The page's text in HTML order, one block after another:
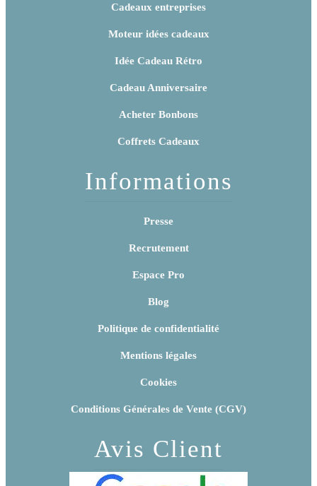
Cadeaux entreprises
Moteur idées cadeaux
Idée Cadeau Rétro
Cadeau Anniversaire
Acheter Bonbons
Coffrets Cadeaux
Informations
Presse
Recrutement
Espace Pro
Blog
Politique de confidentialité
Mentions légales
Cookies
Conditions Générales de Vente (CGV)
Avis Client